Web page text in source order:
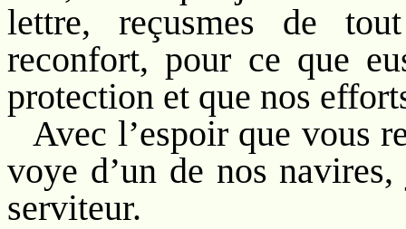
lettre, reçusmes de
reconfort, pour ce que
protection et que nos
Avec l’espoir que vous
voye d’un de nos
serviteur.